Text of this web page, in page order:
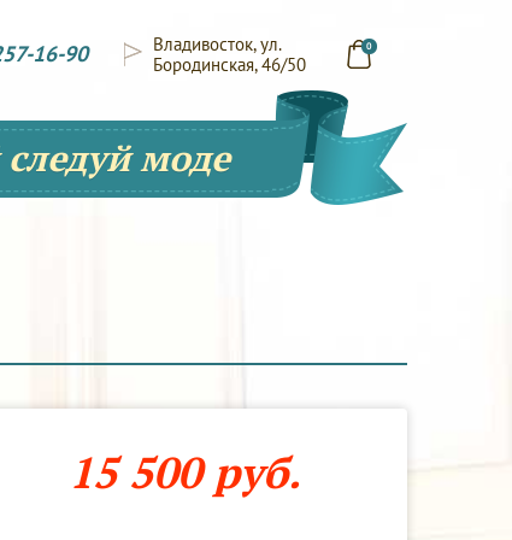
0
Владивосток, ул.
Бородинская, 46/50
16-90
моде
15 500 руб.